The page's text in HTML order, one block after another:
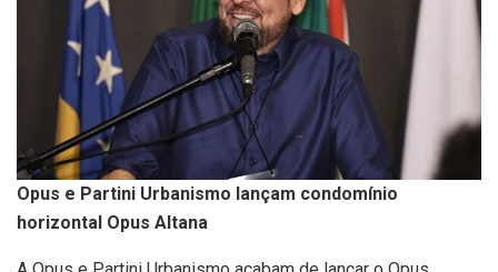
Opus e Partini Urbanismo lançam condomínio
horizontal Opus Altana